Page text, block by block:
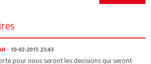
- 10-02-2015 23:43
pour nous seront les decisions qui seront